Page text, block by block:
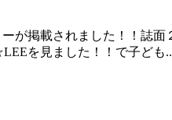
が掲載されました！！誌
を見ました！！で子ども